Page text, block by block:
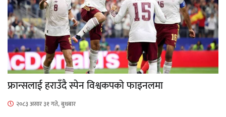
फ्रान्सलाई हराउँदै स्पेन विश्वकपको फाइनलमा
२०८३ असार ३१ गते, बुधबार